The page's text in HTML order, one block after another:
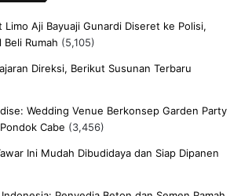
Limo Aji Bayuaji Gunardi Diseret ke Polisi,
Beli Rumah (5,105)
Direksi, Berikut Susunan Terbaru
Wedding Venue Berkonsep Garden Party
Cabe (3,456)
Ini Mudah Dibudidaya dan Siap Dipanen